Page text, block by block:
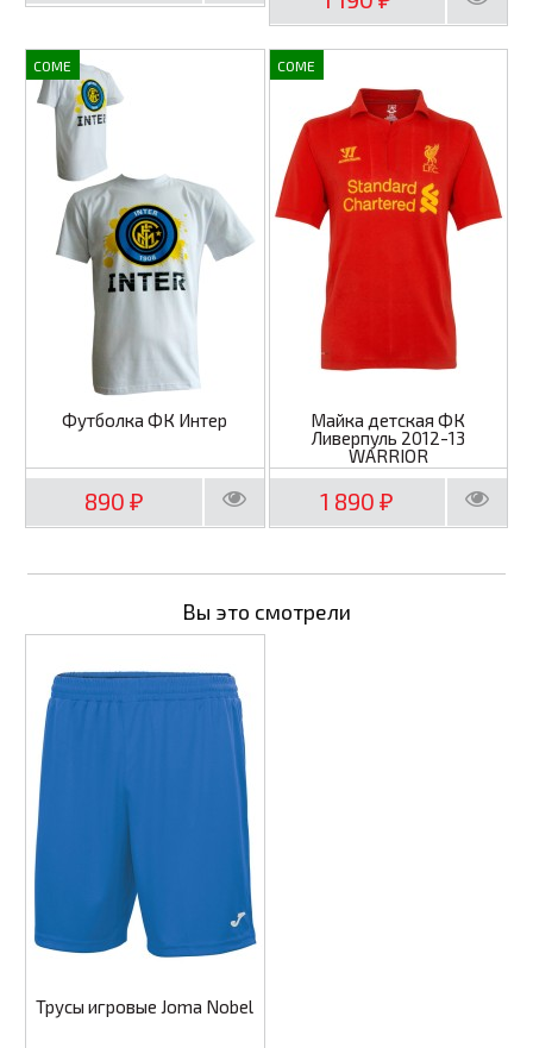
COME
Футболка ФК Интер
890 ₽
COME
Майка детская ФК
Ливерпуль 2012-13
WARRIOR
1 890₽
Вы это смотрели
Трусы игровые Joma Nobel